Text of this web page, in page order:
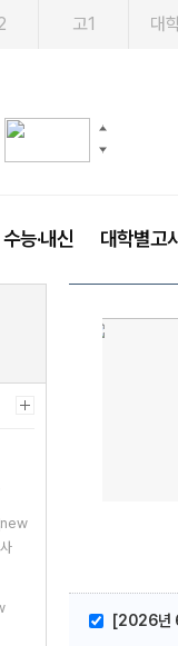
고1 대
수능·내신 대학별고
[2026년